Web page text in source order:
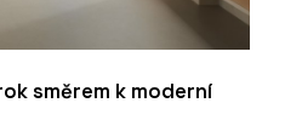
směrem k moderní